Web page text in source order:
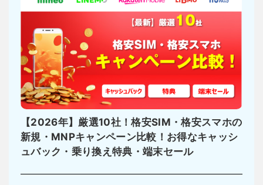
【2026年】厳選10社！格安SIM・格安スマホの
新規・MNPキャンペーン比較！お得なキャッシ
ュバック・乗り換え特典・端末セール